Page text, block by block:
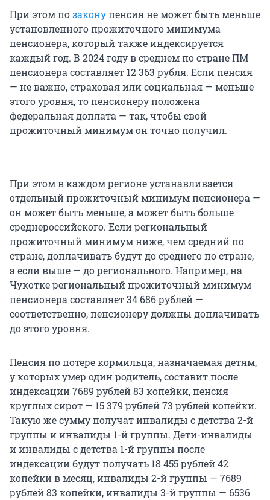
При этом позаконупенсия не может быть меньше
установленного прожиточного минимума
пенсионера, который также индексируется
каждый год. В 2024 году в среднем по стране ПМ
пенсионера составляет 12 363 рубля. Если пенсия
— не важно, страховая или социальная — меньше
этого уровня, то пенсионеру положена
федеральная доплата — так, чтобы свой
прожиточный минимум он точно получил.
При этом в каждом регионе устанавливается
отдельный прожиточный минимум пенсионера —
он может быть меньше, а может быть больше
среднероссийского. Если региональный
прожиточный минимум ниже, чем средний по
стране, доплачивать будут до среднего по стране,
а если выше — до регионального. Например, на
Чукотке региональный прожиточный минимум
пенсионера составляет 34 686 рублей —
соответственно, пенсионеру должны доплачивать
до этого уровня.
Пенсия по потере кормильца, назначаемая детям,
у которых умер один родитель, составит после
индексации 7689 рублей 83 копейки, пенсия
круглых сирот — 15 379 рублей 73 рублей копейки.
Такую же сумму получат инвалиды с детства 2-й
группы и инвалиды 1-й группы. Дети-инвалиды
и инвалиды с детства 1-й группы после
индексации будут получать 18 455 рублей 42
копейки в месяц, инвалиды 2-й группы — 7689
рублей 83 копейки, инвалиды 3-й группы — 6536